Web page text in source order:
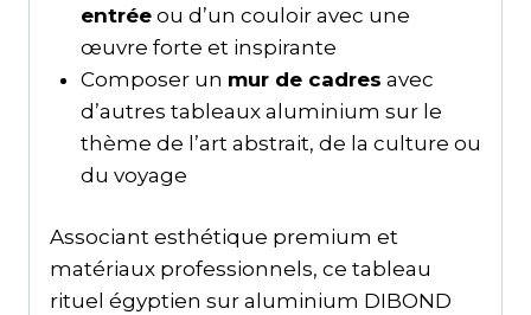
entréeou d’un couloir avec une
œuvre forte et inspirante
Composer un mur de cadres avec
d’autres tableaux aluminium sur le
thème de l’art abstrait, de la culture ou
du voyage
Associant esthétique premium et
matériaux professionnels, ce tableau
rituel égyptien sur aluminium DIBOND